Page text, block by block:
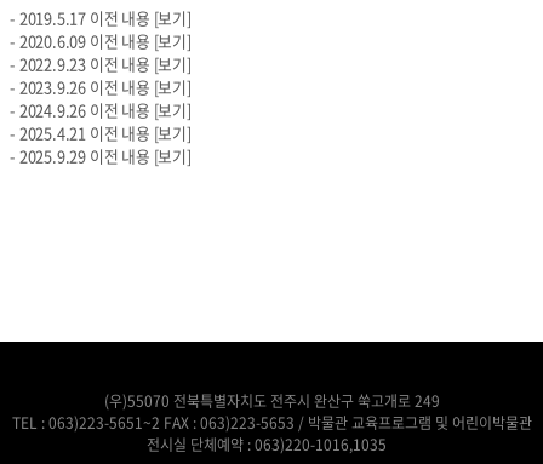
- 2019.5.17 이전 내용 [보기]
- 2020.6.09 이전 내용 [보기]
- 2022.9.23 이전 내용 [보기]
- 2023.9.26 이전 내용 [보기]
- 2024.9.26 이전 내용 [보기]
- 2025.4.21 이전 내용 [보기]
- 2025.9.29 이전 내용 [보기]
(우)55070 전북특별자치도 전주시 완산구 쑥고개로 249
TEL :063)223-5651~2 FAX : 063)223-5653 / 박물관 교육프로그램 및 어린이박물관
전시실 단체예약 :063)220-1016,1035